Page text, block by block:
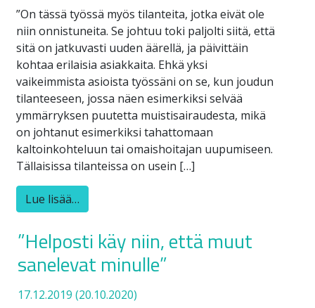
”On tässä työssä myös tilanteita, jotka eivät ole
niin onnistuneita. Se johtuu toki paljolti siitä, että
sitä on jatkuvasti uuden äärellä, ja päivittäin
kohtaa erilaisia asiakkaita. Ehkä yksi
vaikeimmista asioista työssäni on se, kun joudun
tilanteeseen, jossa näen esimerkiksi selvää
ymmärryksen puutetta muistisairaudesta, mikä
on johtanut esimerkiksi tahattomaan
kaltoinkohteluun tai omaishoitajan uupumiseen.
Tällaisissa tilanteissa on usein […]
Lue lisää…
”Helposti käy niin, että muut
sanelevat minulle”
17.12.2019 (20.10.2020)